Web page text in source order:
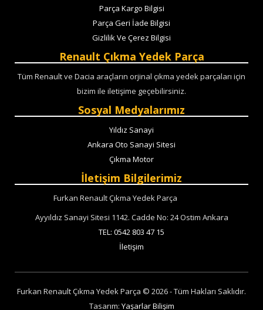
Parça Kargo Bilgisi
Parça Geri İade Bilgisi
Gizlilik Ve Çerez Bilgisi
Renault Çıkma Yedek Parça
Tüm Renault ve Dacia araçların orjinal çıkma yedek parçaları için
bizim ile iletişime geçebilirsiniz.
Sosyal Medyalarımız
Yıldız Sanayi
Ankara Oto Sanayi Sitesi
Çıkma Motor
İletişim Bilgilerimiz
Furkan Renault Çıkma Yedek Parça
Ayyıldız Sanayi Sitesi 1142. Cadde No: 24 Ostim Ankara
TEL: 0542 803 47 15
İletişim
Furkan Renault Çıkma Yedek Parça © 2026 - Tüm Hakları Saklıdır.
Tasarım: Yaşarlar Bilişim